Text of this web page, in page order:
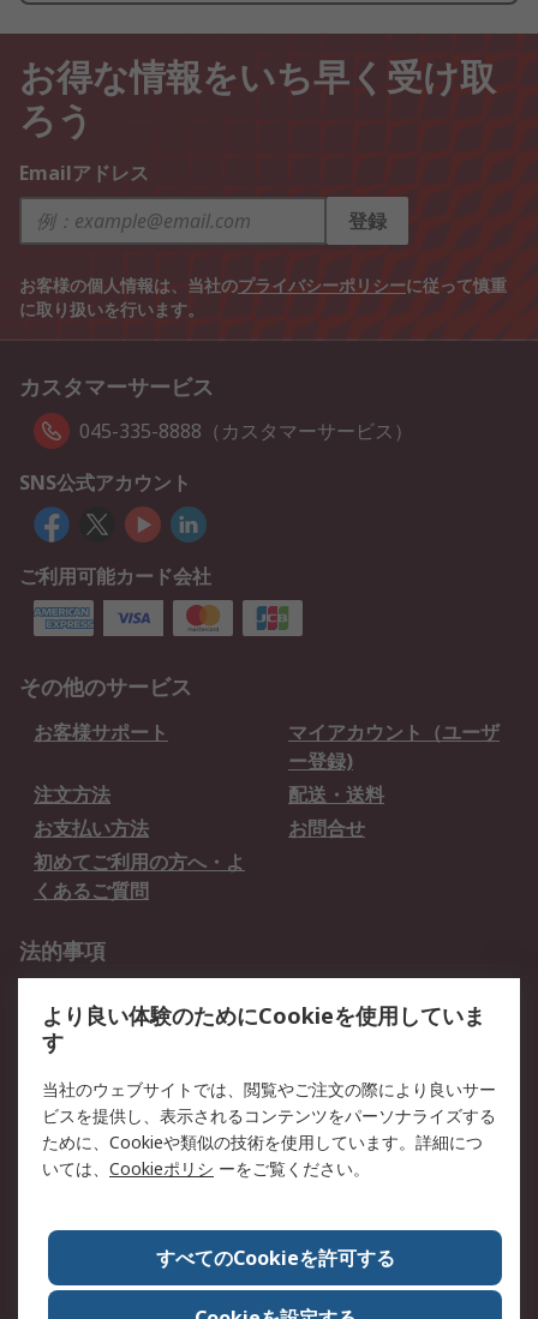
お得な情報をいち早く受け取
ろう
Emailアドレス
登録
お客様の個人情報は、当社のプライバシーポリシーに従って慎重
に取り扱いを行います。
カスタマーサービス
045-335-8888（カスタマーサービス）
SNS公式アカウント
ご利用可能カード会社
その他のサービス
お客様サポート
マイアカウント（ユーザ
ー登録)
注文方法
配送・送料
お支払い方法
お問合せ
初めてご利用の方へ・よ
くあるご質問
法的事項
クッキーポリシー
RSについて
会社概要
採用情報
プレスリリース＆お知ら
コーポレートサイト
全世界のRS
RSの歴史
ESGへの取り組み（英語）
認証について
より良い体験のためにCookieを使用していま
す
当社のウェブサイトでは、閲覧やご注文の際により良いサー
ビスを提供し、表示されるコンテンツをパーソナライズする
ために、Cookieや類似の技術を使用しています。詳細につ
いては、 Cookieポリシ ーをご覧ください。
すべてのCookieを許可する